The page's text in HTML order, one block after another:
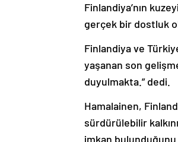
Finlandiya’nın
gerçek bir dostluk
Finlandiya ve
yaşanan son
duyulmakta.” dedi.
Hamalainen,
sürdürülebilir
imkan